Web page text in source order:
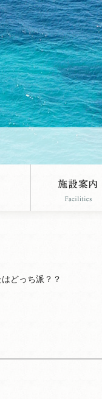
どっち派？？